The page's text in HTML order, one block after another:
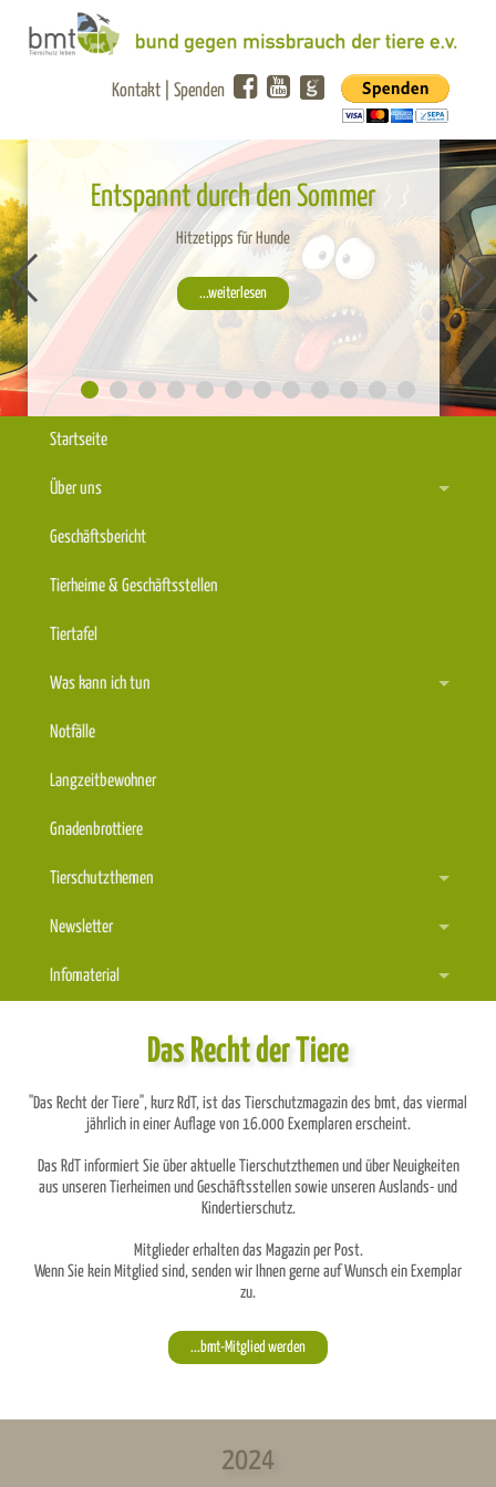
Kontakt Spenden
Entspannt durch den Sommer
Hitzetipps für Hunde
...weiterlesen
Startseite
Über uns
Geschäftsbericht
Tierheime & Geschäftsstellen
Tiertafel
Was kann ich tun
Notfälle
Langzeitbewohner
Gnadenbrottiere
Tierschutzthemen
Newsletter
Infomaterial
Das Recht der Tiere
"Das Recht der Tiere", kurz RdT, ist das Tierschutzmagazin des bmt, das viermal
jährlich in einer Auflage von 16.000 Exemplaren erscheint.
Das RdT informiert Sie über aktuelle Tierschutzthemen und über Neuigkeiten
aus unseren Tierheimen und Geschäftsstellen sowie unseren Auslands- und
Kindertierschutz.
Mitglieder erhalten das Magazin per Post.
Wenn Sie kein Mitglied sind, senden wir Ihnen gerne auf Wunsch ein Exemplar
zu.
...bmt-Mitglied werden
2024